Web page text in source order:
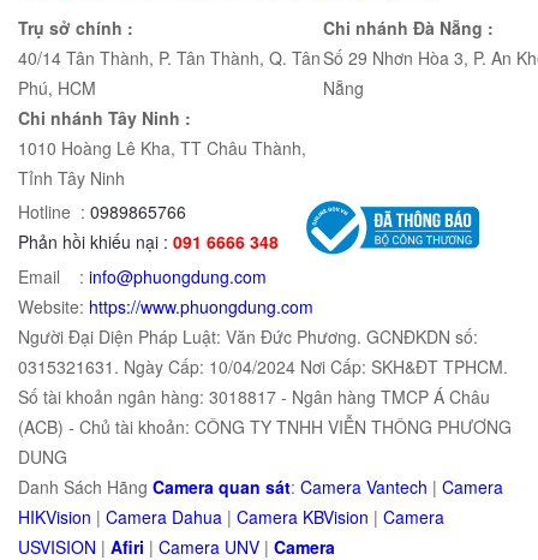
Trụ sở chính :
40/14 Tân Thành, P. Tân Thành, Q. Tân
Phú, HCM
Chi nhánh Đà Nẵng :
Số 29 Nhơn Hòa 3, P. An
Nẵng
Chi nhánh Tây Ninh :
1010 Hoàng Lê Kha, TT Châu Thành,
Tỉnh Tây Ninh
Hotline : 0989865766
Phản hồi khiếu nại : 091 6666 348
Email : info@phuongdung.com
Website: https://www.phuongdung.com
Người Đại Diện Pháp Luật: Văn Đức Phương. GCNĐKDN số:
0315321631. Ngày Cấp: 10/04/2024 Nơi Cấp: SKH&ĐT TPHCM.
Số tài khoản ngân hàng: 3018817 - Ngân hàng TMCP Á Châu
(ACB) - Chủ tài khoản: CÔNG TY TNHH VIỄN THÔNG PHƯƠNG
DUNG
Danh Sách Hãng Camera quan sát: Camera Vantech | Camera
HIKVision | Camera Dahua | Camera KBVision | Camera
USVISION | Afiri | Camera UNV | Camera